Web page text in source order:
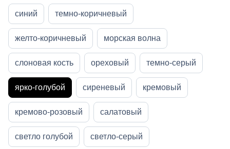
синий темно-коричневый
желто-коричневый морская волна
слоновая кость ореховый темно-серый
ярко-голубой сиреневый кремовый
кремово-розовый салатовый
светло голубой светло-серый